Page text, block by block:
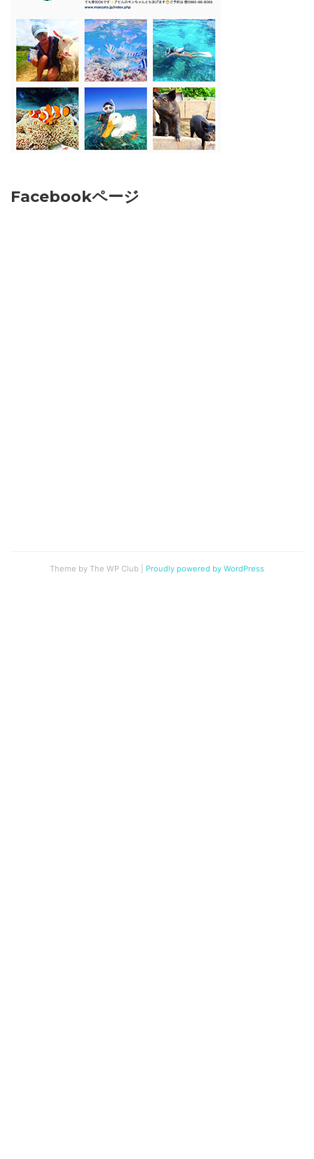
Facebookページ
Theme by The WP Club Proudly powered by WordPress